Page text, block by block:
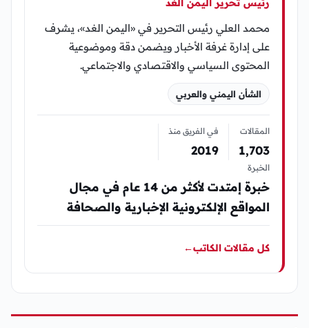
رئيس تحرير اليمن الغد
محمد العلي رئيس التحرير في «اليمن الغد»، يشرف
على إدارة غرفة الأخبار ويضمن دقة وموضوعية
المحتوى السياسي والاقتصادي والاجتماعي.
الشأن اليمني والعربي
المقالات
1٬703
في الفريق منذ
2019
الخبرة
خبرة إمتدت لأكثر من 14 عام في مجال
المواقع الإلكترونية الإخبارية والصحافة
كل مقالات الكاتب←